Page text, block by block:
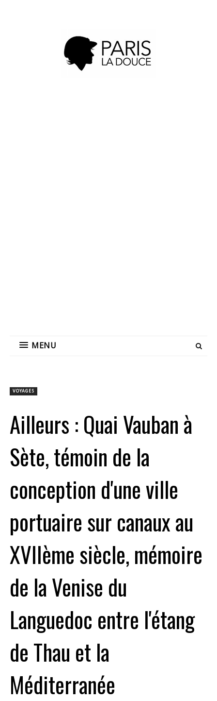
MENU
VOYAGES
Ailleurs : Quai Vauban à
Sète, témoin de la
conception d'une ville
portuaire sur canaux au
XVIIème siècle, mémoire
de la Venise du
Languedoc entre l'étang
de Thau et la
Méditerranée